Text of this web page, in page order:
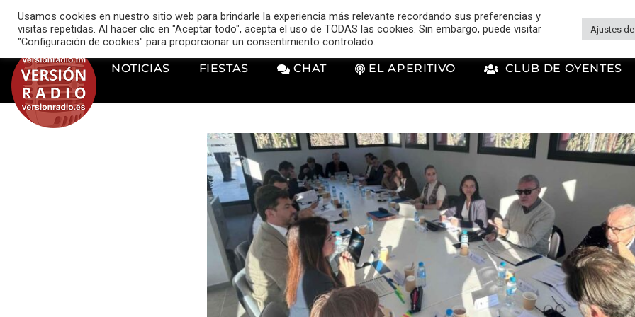
music_note VERSIÓN RADIO
NOTICIAS FIESTAS CHAT EL APERITIVO CLUB DE OYENTES
Usamos cookies en nuestro sitio web para brindarle la experiencia más relevante recordando sus preferencias y
visitas repetidas. Al hacer clic en "Aceptar todo", acepta el uso de TODAS las cookies. Sin embargo, puede visitar
"Configuración de cookies" para proporcionar un consentimiento controlado.
Ajustes